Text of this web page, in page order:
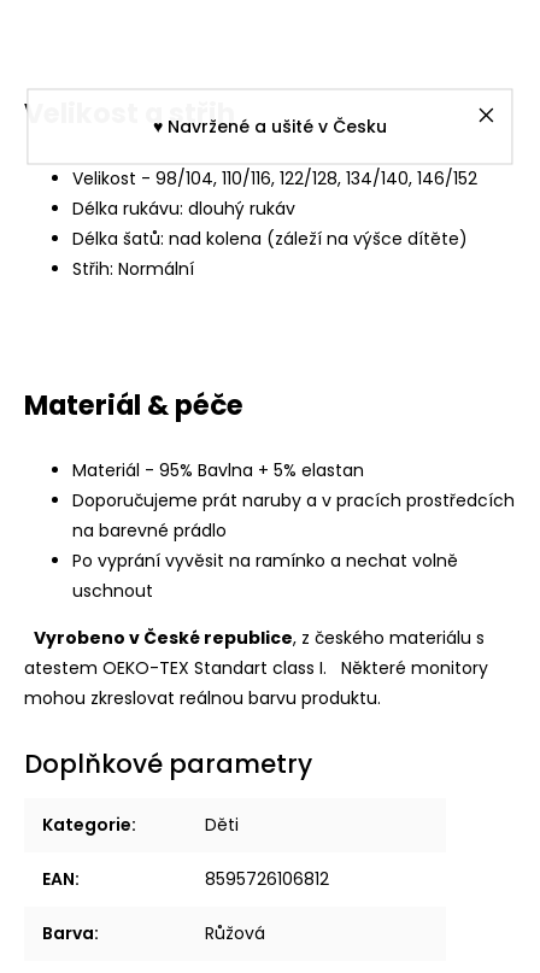
♥︎ Navržené a ušité v Česku
Velikost a střih
Velikost - 98/104, 110/116, 122/128, 134/140, 146/152
Délka rukávu: dlouhý rukáv
Délka šatů: nad kolena (záleží na výšce dítěte)
Střih: Normální
Materiál & péče
Materiál - 95% Bavlna + 5% elastan
Doporučujeme prát naruby a v pracích prostředcích
na barevné prádlo
Po vyprání vyvěsit na ramínko a nechat volně
uschnout
Vyrobeno v České republice, z českého materiálu s
atestem OEKO-TEX Standart class I.
Některé monitory
mohou zkreslovat reálnou barvu produktu.
Doplňkové parametry
Kategorie: Děti
EAN: 8595726106812
Barva: Růžová